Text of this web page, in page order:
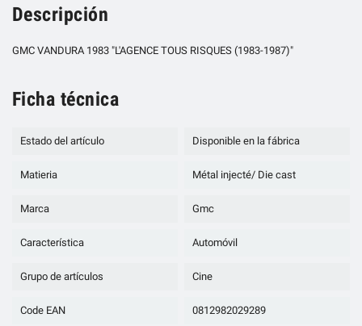
Descripción
GMC VANDURA 1983 "L'AGENCE TOUS RISQUES (1983-1987)"
Ficha técnica
Estado del artículo Disponible en la fábrica
Matieria Métal injecté/ Die cast
Marca Gmc
Característica Automóvil
Grupo de artículos Cine
Code EAN 0812982029289